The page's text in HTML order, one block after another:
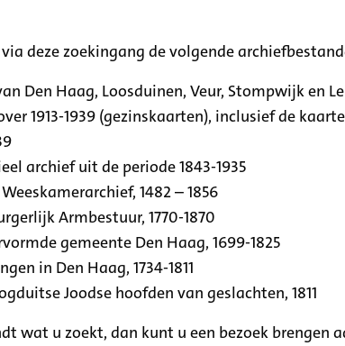
deze zoekingang de volgende
Den Haag, Loosduinen, Veur, Stompwijk en
1913-1939 (gezinskaarten), inclusief de
archief uit de periode 1843-1935
1482 – 1856
Armbestuur, 1770-1870
gemeente Den Haag, 1699-1825
in Den Haag, 1734-1811
Joodse hoofden van geslachten, 1811
wat u zoekt, dan kunt u een bezoek brengen